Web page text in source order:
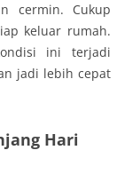
cermin. Cukup
keluar rumah.
ini terjadi
jadi lebih cepat
Hari